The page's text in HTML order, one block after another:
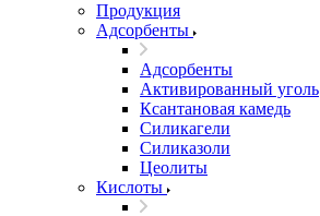
Продукция
Адсорбенты
Адсорбенты
Активированный уголь
Ксантановая камедь
Силикагели
Силиказоли
Цеолиты
Кислоты